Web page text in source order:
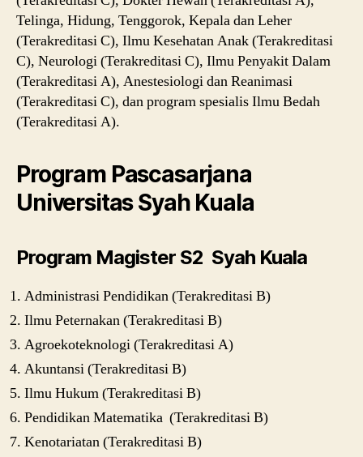
Telinga, Hidung, Tenggorok, Kepala dan Leher
(Terakreditasi C), Ilmu Kesehatan Anak (Terakreditasi
C), Neurologi (Terakreditasi C), Ilmu Penyakit Dalam
(Terakreditasi A), Anestesiologi dan Reanimasi
(Terakreditasi C), dan program spesialis Ilmu Bedah
(Terakreditasi A).
Program Pascasarjana
Universitas Syah Kuala
Program Magister S2 Syah Kuala
Administrasi Pendidikan (Terakreditasi B)
Ilmu Peternakan (Terakreditasi B)
Agroekoteknologi (Terakreditasi A)
Akuntansi (Terakreditasi B)
Ilmu Hukum (Terakreditasi B)
Pendidikan Matematika (Terakreditasi B)
Kenotariatan (Terakreditasi B)